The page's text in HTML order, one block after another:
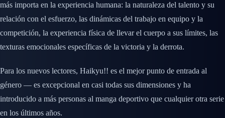
más importa en la experiencia humana: la naturaleza del talento y su
relación con el esfuerzo, las dinámicas del trabajo en equipo y la
competición, la experiencia física de llevar el cuerpo a sus límites, las
texturas emocionales específicas de la victoria y la derrota.
Para los nuevos lectores, Haikyu!! es el mejor punto de entrada al
género — es excepcional en casi todas sus dimensiones y ha
introducido a más personas al manga deportivo que cualquier otra serie
en los últimos años.